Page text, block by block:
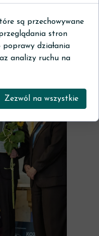
są przechowywane
stron
działania
analizy ruchu na
Zezwól na wszystkie